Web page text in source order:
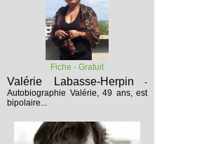
Fiche - Gratuit
Valérie Labasse-Herpin -
Autobiographie Valérie, 49 ans, est
bipolaire...